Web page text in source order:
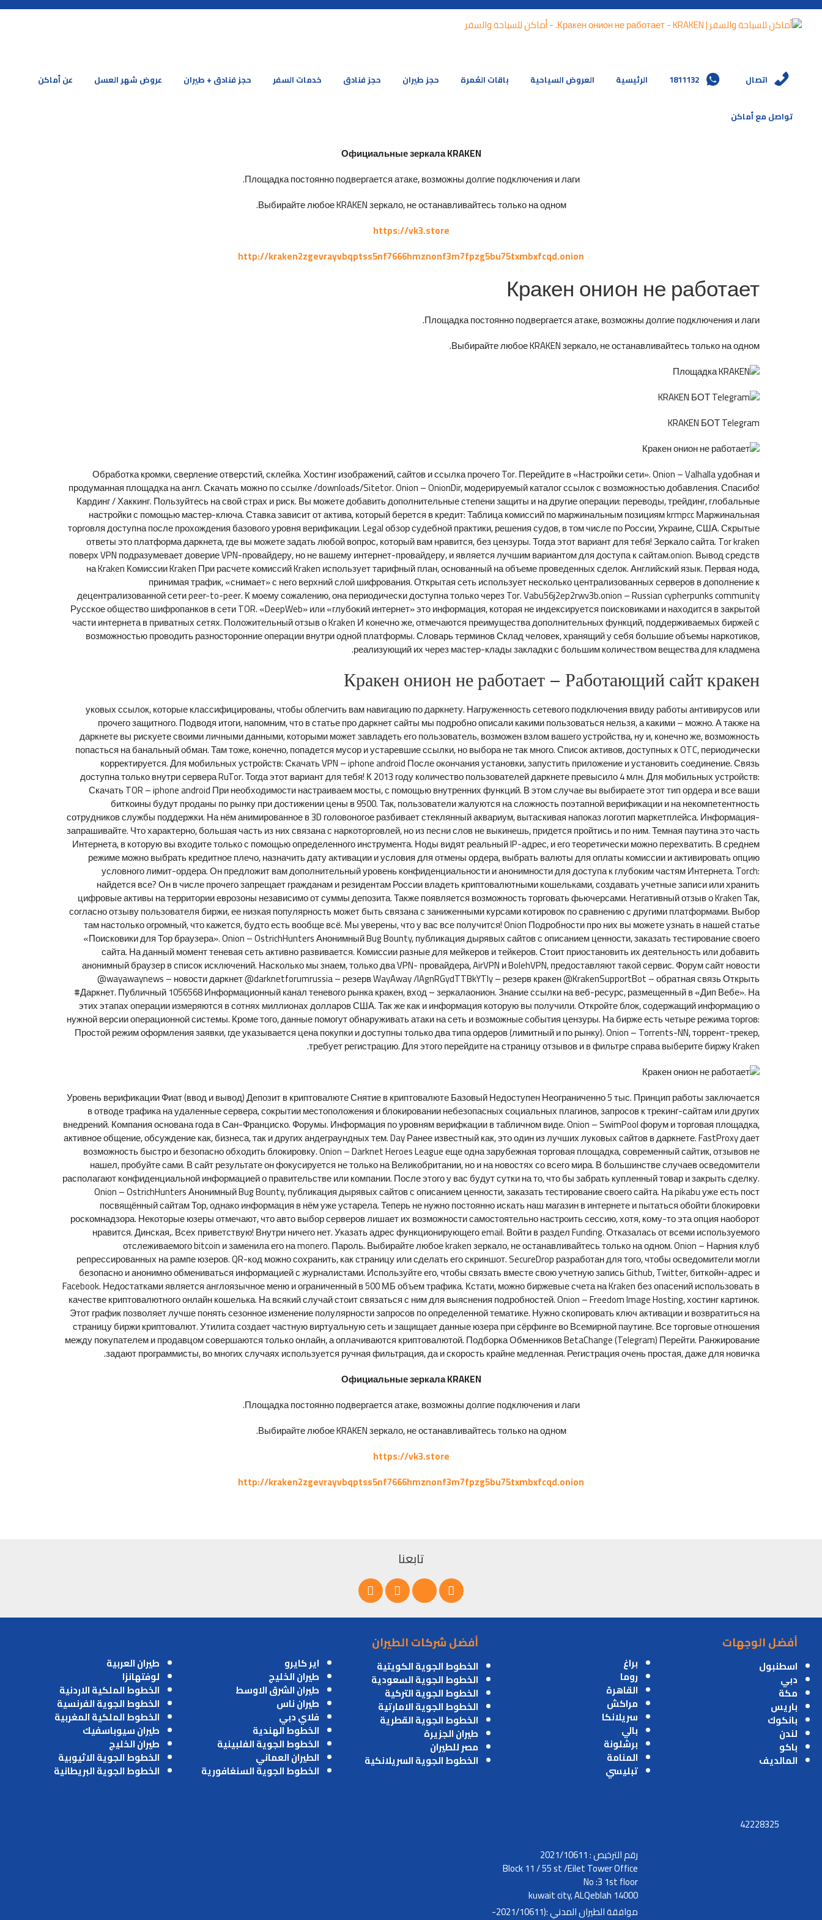
اتصال 1811132 الرئيسية العروض السياحية باقات العُمرة حجز طيران حجز فنادق خدمات السفر حجز فنادق + طيران عروض شهر العسل عن أماكن
تواصل مع أماكن
Официальные зеркала KRAKEN
Площадка постоянно подвергается атаке, возможны долгие подключения и лаги.
Выбирайте любое KRAKEN зеркало, не останавливайтесь только на одном.
https://vk3.store
http://kraken2zgevrayvbqptss5nf7666hmznonf3m7fpzg5bu75txmbxfcqd.onion
Кракен онион не работает
Площадка постоянно подвергается атаке, возможны долгие подключения и лаги.
Выбирайте любое KRAKEN зеркало, не останавливайтесь только на одном.
KRAKEN БОТ Telegram
Обработка кромки, сверление отверстий, склейка. Хостинг изображений, сайтов и ссылка прочего Tor. Перейдите в «Настройки сети». Onion – Valhalla удобная и
продуманная площадка на англ. Скачать можно по ссылке /downloads/Sitetor. Onion – OnionDir, модерируемый каталог ссылок с возможностью добавления. Спасибо!
Кардинг / Хаккинг. Пользуйтесь на свой страх и риск. Вы можете добавить дополнительные степени защиты и на другие операции: переводы, трейдинг, глобальные
настройки с помощью мастер-ключа. Ставка зависит от актива, который берется в кредит: Таблица комиссий по маржинальным позициям krmpcc Маржинальная
торговля доступна после прохождения базового уровня верификации. Legal обзор судебной практики, решения судов, в том числе по России, Украине, США. Скрытые
ответы это платформа даркнета, где вы можете задать любой вопрос, который вам нравится, без цензуры. Тогда этот вариант для тебя! Зеркало сайта. Tor kraken
поверх VPN подразумевает доверие VPN-провайдеру, но не вашему интернет-провайдеру, и является лучшим вариантом для доступа к сайтам.onion. Вывод средств
на Kraken Комиссии Kraken При расчете комиссий Kraken использует тарифный план, основанный на объеме проведенных сделок. Английский язык. Первая нода,
принимая трафик, «снимает» с него верхний слой шифрования. Открытая сеть использует несколько централизованных серверов в дополнение к
децентрализованной сети peer-to-peer. К моему сожалению, она периодически доступна только через Tor. Vabu56j2ep2rwv3b.onion – Russian cypherpunks community
Русское общество шифропанков в сети TOR. «DeepWeb» или «глубокий интернет» это информация, которая не индексируется поисковиками и находится в закрытой
части интернета в приватных сетях. Положительный отзыв о Kraken И конечно же, отмечаются преимущества дополнительных функций, поддерживаемых биржей с
возможностью проводить разносторонние операции внутри одной платформы. Словарь терминов Склад человек, хранящий у себя большие объемы наркотиков,
реализующий их через мастер-клады закладки с большим количеством вещества для кладмена.
Кракен онион не работает – Работающий сайт кракен
уковых ссылок, которые классифицированы, чтобы облегчить вам навигацию по даркнету. Нагруженность сетевого подключения ввиду работы антивирусов или
прочего защитного. Подводя итоги, напомним, что в статье про даркнет сайты мы подробно описали какими пользоваться нельзя, а какими – можно. А также на
даркнете вы рискуете своими личными данными, которыми может завладеть его пользователь, возможен взлом вашего устройства, ну и, конечно же, возможность
попасться на банальный обман. Там тоже, конечно, попадется мусор и устаревшие ссылки, но выбора не так много. Список активов, доступных к OTC, периодически
корректируется. Для мобильных устройств: Скачать VPN – iphone android После окончания установки, запустить приложение и установить соединение. Связь
доступна только внутри сервера RuTor. Тогда этот вариант для тебя! К 2013 году количество пользователей даркнете превысило 4 млн. Для мобильных устройств:
Скачать TOR – iphone android При необходимости настраиваем мосты, с помощью внутренних функций. В этом случае вы выбираете этот тип ордера и все ваши
биткоины будут проданы по рынку при достижении цены в 9500. Так, пользователи жалуются на сложность поэтапной верификации и на некомпетентность
сотрудников службы поддержки. На нём анимированное в 3D головоногое разбивает стеклянный аквариум, вытаскивая напоказ логотип маркетплейса. Информация-
запрашивайте. Что характерно, большая часть из них связана с наркоторговлей, но из песни слов не выкинешь, придется пройтись и по ним. Темная паутина это часть
Интернета, в которую вы входите только с помощью определенного инструмента. Ноды видят реальный IP-адрес, и его теоретически можно перехватить. В среднем
режиме можно выбрать кредитное плечо, назначить дату активации и условия для отмены ордера, выбрать валюты для оплаты комиссии и активировать опцию
условного лимит-ордера. Он предложит вам дополнительный уровень конфиденциальности и анонимности для доступа к глубоким частям Интернета. Torch:
найдется все? Он в числе прочего запрещает гражданам и резидентам России владеть криптовалютными кошельками, создавать учетные записи или хранить
цифровые активы на территории еврозоны независимо от суммы депозита. Также появляется возможность торговать фьючерсами. Негативный отзыв о Kraken Так,
согласно отзыву пользователя биржи, ее низкая популярность может быть связана с заниженными курсами котировок по сравнению с другими платформами. Выбор
там настолько огромный, что кажется, будто есть вообще всё. Мы уверены, что у вас все получится! Onion Подробности про них вы можете узнать в нашей статье
«Поисковики для Тор браузера». Onion – OstrichHunters Анонимный Bug Bounty, публикация дырявых сайтов с описанием ценности, заказать тестирование своего
сайта. На данный момент теневая сеть активно развивается. Комиссии разные для мейкеров и тейкеров. Стоит приостановить их деятельность или добавить
анонимный браузер в список исключений. Насколько мы знаем, только два VPN- провайдера, AirVPN и BolehVPN, предоставляют такой сервис. Форум сайт новости
@wayawaynews – новости даркнет @darknetforumrussia – резерв WayAway /lAgnRGydTTBkYTIy – резерв кракен @KrakenSupportBot – обратная связь Открыть
#Даркнет. Публичный 1056568 Информационный канал теневого рынка кракен, вход – зеркалаонион. Знание ссылки на веб-ресурс, размещенный в «Дип Вебе». На
этих этапах операции измеряются в сотнях миллионах долларов США. Так же как и информация которую вы получили. Откройте блок, содержащий информацию о
нужной версии операционной системы. Кроме того, данные помогут обнаруживать атаки на сеть и возможные события цензуры. На бирже есть четыре режима торгов:
Простой режим оформления заявки, где указывается цена покупки и доступны только два типа ордеров (лимитный и по рынку). Onion – Torrents-NN, торрент-трекер,
требует регистрацию. Для этого перейдите на страницу отзывов и в фильтре справа выберите биржу Kraken.
Уровень верификации Фиат (ввод и вывод) Депозит в криптовалюте Снятие в криптовалюте Базовый Недоступен Неограниченно 5 тыс. Принцип работы заключается
в отводе трафика на удаленные сервера, сокрытии местоположения и блокировании небезопасных социальных плагинов, запросов к трекинг-сайтам или других
внедрений. Компания основана года в Сан-Франциско. Форумы. Информация по уровням верифкации в табличном виде. Onion – SwimPool форум и торговая площадка,
активное общение, обсуждение как, бизнеса, так и других андеграундных тем. Day Ранее известный как, это один из лучших луковых сайтов в даркнете. FastProxy дает
возможность быстро и безопасно обходить блокировку. Onion – Darknet Heroes League еще одна зарубежная торговая площадка, современный сайтик, отзывов не
нашел, пробуйте сами. В сайт результате он фокусируется не только на Великобритании, но и на новостях со всего мира. В большинстве случаев осведомители
располагают конфиденциальной информацией о правительстве или компании. После этого у вас будут сутки на то, что бы забрать купленный товар и закрыть сделку.
Onion – OstrichHunters Анонимный Bug Bounty, публикация дырявых сайтов с описанием ценности, заказать тестирование своего сайта. На pikabu уже есть пост
посвящённый сайтам Тор, однако информация в нём уже устарела. Теперь не нужно постоянно искать наш магазин в интернете и пытаться обойти блокировки
роскомнадзора. Некоторые юзеры отмечают, что авто выбор серверов лишает их возможности самостоятельно настроить сессию, хотя, кому-то эта опция наоборот
нравится. Динская,. Всех приветствую! Внутри ничего нет. Указать адрес функционирующего email. Войти в раздел Funding. Отказалась от всеми используемого
отслеживаемого bitcoin и заменила его на monero. Пароль. Выбирайте любое kraken зеркало, не останавливайтесь только на одном. Onion – Нарния клуб
репрессированных на рампе юзеров. QR-код можно сохранить, как страницу или сделать его скриншот. SecureDrop разработан для того, чтобы осведомители могли
безопасно и анонимно обмениваться информацией с журналистами. Используйте его, чтобы связать вместе свою учетную запись Github, Twitter, биткойн-адрес и
Facebook. Недостатками является англоязычное меню и ограниченный в 500 МБ объем трафика. Кстати, можно биржевые счета на Kraken без опасений использовать в
качестве криптовалютного онлайн кошелька. На всякий случай стоит связаться с ним для выяснения подробностей. Onion – Freedom Image Hosting, хостинг картинок.
Этот график позволяет лучше понять сезонное изменение полулярности запросов по определенной тематике. Нужно скопировать ключ активации и возвратиться на
страницу биржи криптовалют. Утилита создает частную виртуальную сеть и защищает данные юзера при сёрфинге во Всемирной паутине. Все торговые отношения
между покупателем и продавцом совершаются только онлайн, а оплачиваются криптовалютой. Подборка Обменников BetaChange (Telegram) Перейти. Ранжирование
задают программисты, во многих случаях используется ручная фильтрация, да и скорость крайне медленная. Регистрация очень простая, даже для новичка.
Официальные зеркала KRAKEN
Площадка постоянно подвергается атаке, возможны долгие подключения и лаги.
Выбирайте любое KRAKEN зеркало, не останавливайтесь только на одном.
https://vk3.store
http://kraken2zgevrayvbqptss5nf7666hmznonf3m7fpzg5bu75txmbxfcqd.onion
تابعنا
أفضل الوجهات
اسطنبول
دبي
مكة
باريس
بانكوك
لندن
باكو
المالديف
براغ
روما
القاهرة
مراكش
سريلانكا
بالي
برشلونة
المنامة
تبليسي
أفضل شركات الطيران
الخطوط الجوية الكويتية
الخطوط الجوية السعودية
الخطوط الجوية التركية
الخطوط الجوية الامارتية
الخطوط الجوية القطرية
طيران الجزيرة
مصر للطيران
الخطوط الجوية السريلانكية
اير كايرو
طيران الخليج
طيران الشرق الاوسط
طيران ناس
فلاي دبي
الخطوط الهندية
الخطوط الجوية الفلبينية
الطيران العماني
الخطوط الجوية السنغافورية
طيران العربية
لوفتهانزا
الخطوط الملكية الاردنية
الخطوط الجوية الفرنسية
الخطوط الملكية المغربية
طيران سيوباسفيك
طيران الخليج
الخطوط الجوية الاثيوبية
الخطوط الجوية البريطانية
42228325
رقم الترخيص : 2021/10611
Block 11 / 55 st /Eilet Tower Office
No :3 1st floor
kuwait city, ALQeblah 14000
موافقة الطيران المدني :(2021/10611-